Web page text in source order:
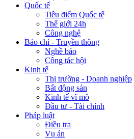
Quốc tế
Tiêu điểm Quốc tế
Thế giới 24h
Công nghệ
Báo chí - Truyền thông
Nghề báo
Công tác hội
Kinh tế
Thị trường - Doanh nghiệp
Bất động sản
Kinh tế vĩ mô
Đầu tư - Tài chính
Pháp luật
Điều tra
Vụ án